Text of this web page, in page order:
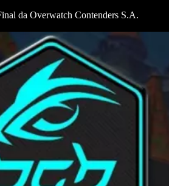
da Overwatch Contenders S.A.